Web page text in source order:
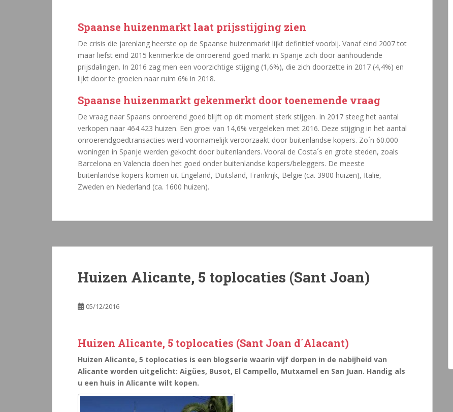
Spaanse huizenmarkt laat prijsstijging zien
De crisis die jarenlang heerste op de Spaanse huizenmarkt lijkt definitief voorbij. Vanaf eind 2007 tot
maar liefst eind 2015 kenmerkte de onroerend goed markt in Spanje zich door aanhoudende
prijsdalingen. In 2016 zag men een voorzichtige stijging (1,6%), die zich doorzette in 2017 (4,4%) en
lijkt door te groeien naar ruim 6% in 2018.
Spaanse huizenmarkt gekenmerkt door toenemende vraag
De vraag naar Spaans onroerend goed blijft op dit moment sterk stijgen. In 2017 steeg het aantal
verkopen naar 464.423 huizen. Een groei van 14,6% vergeleken met 2016. Deze stijging in het aantal
onroerendgoedtransacties werd voornamelijk veroorzaakt door buitenlandse kopers. Zo´n 60.000
woningen in Spanje werden gekocht door buitenlanders. Vooral de Costa´s en grote steden, zoals
Barcelona en Valencia doen het goed onder buitenlandse kopers/beleggers. De meeste
buitenlandse kopers komen uit Engeland, Duitsland, Frankrijk, België (ca. 3900 huizen), Italië,
Zweden en Nederland (ca. 1600 huizen).
Huizen Alicante, 5 toplocaties (Sant Joan)
05/12/2016
Huizen Alicante, 5 toplocaties (Sant Joan d´Alacant)
Huizen Alicante, 5 toplocaties is een blogserie waarin vijf dorpen in de nabijheid van
Alicante worden uitgelicht: Aigües, Busot, El Campello, Mutxamel en San Juan. Handig als
u een huis in Alicante wilt kopen.